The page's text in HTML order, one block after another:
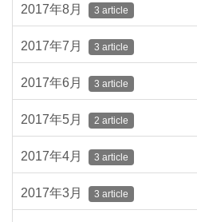
2017年8月 3 article
2017年7月 3 article
2017年6月 3 article
2017年5月 2 article
2017年4月 3 article
2017年3月 3 article